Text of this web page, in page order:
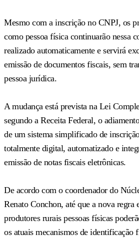
Mesmo com a inscrição no CNPJ, os
como pessoa física continuarão nessa
realizado automaticamente e servirá
emissão de documentos fiscais, sem
pessoa jurídica.
A mudança está prevista na Lei
segundo a Receita Federal, o
de um sistema simplificado de
totalmente digital, automatizado e
emissão de notas fiscais eletrônicas.
De acordo com o coordenador do
Renato Conchon, até que a nova regra
produtores rurais pessoas físicas
os atuais mecanismos de identificação